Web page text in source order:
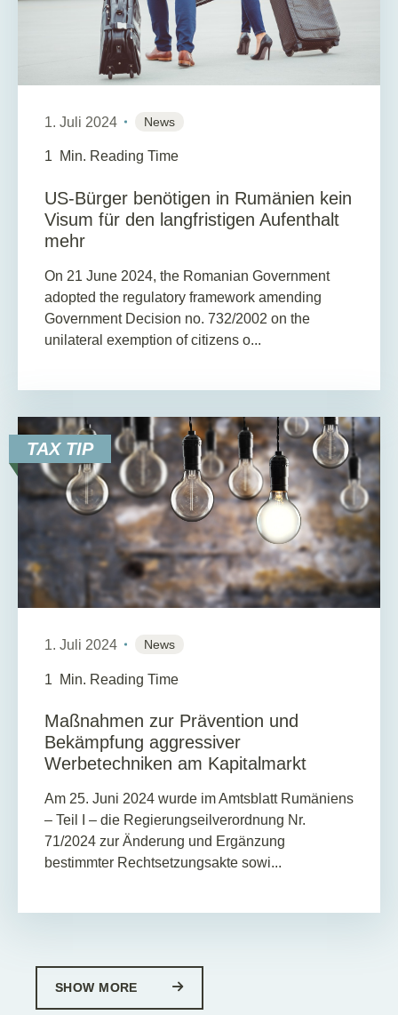
1. Juli 2024 News
1 Min. Reading Time
US-Bürger benötigen in Rumänien kein
Visum für den langfristigen Aufenthalt
mehr
On 21 June 2024, the Romanian Government
adopted the regulatory framework amending
Government Decision no. 732/2002 on the
unilateral exemption of citizens o...
TAX TIP
1. Juli 2024 News
1 Min. Reading Time
Maßnahmen zur Prävention und
Bekämpfung aggressiver
Werbetechniken am Kapitalmarkt
Am 25. Juni 2024 wurde im Amtsblatt Rumäniens
– Teil I – die Regierungseilverordnung Nr.
71/2024 zur Änderung und Ergänzung
bestimmter Rechtsetzungsakte sowi...
SHOW MORE